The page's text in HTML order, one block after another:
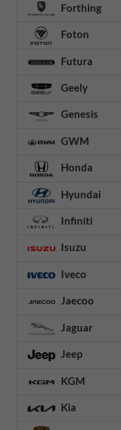
Forthing
Foton
Futura
Geely
Genesis
GWM
Honda
Hyundai
Infiniti
Isuzu
Iveco
Jaecoo
Jaguar
Jeep
KGM
Kia